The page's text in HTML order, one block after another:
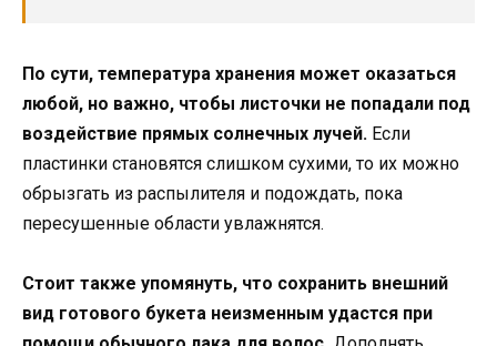
По сути, температура хранения может оказаться
любой, но важно, чтобы листочки не попадали под
воздействие прямых солнечных лучей. Если
пластинки становятся слишком сухими, то их можно
обрызгать из распылителя и подождать, пока
пересушенные области увлажнятся.
Стоит также упомянуть, что сохранить внешний
вид готового букета неизменным удастся при